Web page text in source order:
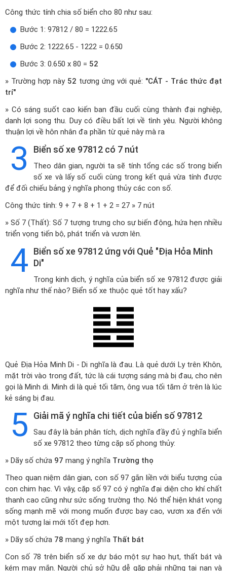
Công thức tính chia số biển cho 80 như sau:
Bước 1: 97812 / 80 = 1222.65
Bước 2: 1222.65 - 1222 = 0.650
Bước 3: 0.650 x 80 = 52
» Trường hợp này 52 tương ứng với quẻ: "CÁT - Trác thức đạt
trí"
» Có sáng suốt cao kiến ban đầu cuối cùng thành đại nghiệp,
danh lợi song thu. Duy có điều bất lợi về tình yêu. Người không
thuận lợi về hôn nhân đa phần từ quẻ này mà ra
3 Biển số xe 97812 có 7 nút
Theo dân gian, người ta sẽ tính tổng các số trong biển
số xe và lấy số cuối cùng trong kết quả vừa tính được
để đối chiếu bảng ý nghĩa phong thủy các con số.
Công thức tính: 9 + 7 + 8 + 1 + 2 = 27 » 7 nút
» Số 7 (Thất): Số 7 tượng trưng cho sự biến động, hứa hẹn nhiều
triển vọng tiến bộ, phát triển và vươn lên.
4 Biển số xe 97812 ứng với Quẻ "Địa Hỏa Minh
Di"
Trong kinh dịch, ý nghĩa của biển số xe 97812 được giải
nghĩa như thế nào? Biển số xe thuộc quẻ tốt hay xấu?
Quẻ Địa Hỏa Minh Di - Di nghĩa là đau. Là quẻ dưới Ly trên Khôn,
mặt trời vào trong đất, tức là cái tượng sáng mà bị đau, cho nên
gọi là Minh di. Minh di là quẻ tối tăm, ông vua tối tăm ở trên là lúc
kẻ sáng bị đau.
5 Giải mã ý nghĩa chi tiết của biển số 97812
Sau đây là bản phân tích, dịch nghĩa đầy đủ ý nghĩa biển
số xe 97812 theo từng cặp số phong thủy:
» Dãy số chứa 97 mang ý nghĩa Trường thọ
Theo quan niệm dân gian, con số 97 gắn liền với biểu tượng của
con chim hạc. Vì vậy, cặp số 97 có ý nghĩa đại diện cho khí chất
thanh cao cũng như sức sống trường thọ. Nó thể hiện khát vọng
sống mạnh mẽ với mong muốn được bay cao, vươn xa đến với
một tương lai mới tốt đẹp hơn.
» Dãy số chứa 78 mang ý nghĩa Thất bát
Con số 78 trên biển số xe dự báo một sự hao hụt, thất bát và
kém may mắn. Người chủ sở hữu dễ gặp phải những tai nạn và